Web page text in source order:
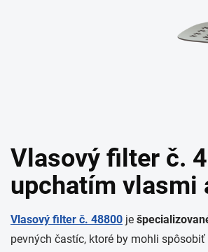
Vlasový filter č.
upchatím vlasmi
Vlasový filter č. 48800 je
pevných častíc, ktoré by mohli